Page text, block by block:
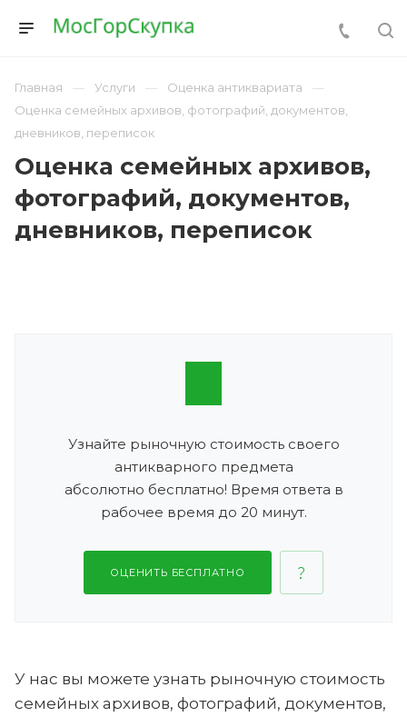
Главная Услуги
Оценка антиквариата
Оценка семейных архивов, фотографий, документов,
дневников, переписок
Оценка семейных архивов,
фотографий, документов,
дневников, переписок
Узнайте рыночную стоимость своего
антикварного предмета
абсолютно бесплатно! Время ответа в
рабочее время до 20 минут.
ОЦЕНИТЬ БЕСПЛАТНО
У нас вы можете узнать рыночную стоимость
семейных архивов, фотографий, документов,